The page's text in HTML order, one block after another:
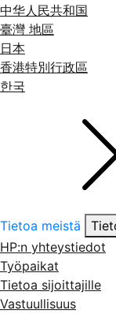
中华人民共和国
臺灣 地區
日本
香港特別行政區
한국
Tietoa meistä
HP:n yhteystiedot
Työpaikat
Tietoa sijoittajille
Vastuullisuus